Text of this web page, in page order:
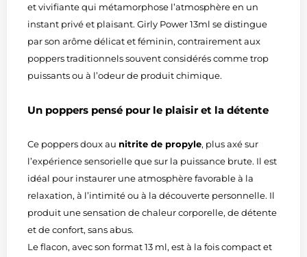
et vivifiante qui métamorphose l’atmosphère en un
instant privé et plaisant. Girly Power 13ml se distingue
par son arôme délicat et féminin, contrairement aux
poppers traditionnels souvent considérés comme trop
puissants ou à l’odeur de produit chimique.
Un poppers pensé pour le plaisir et la détente
Ce poppers doux au nitrite de propyle, plus axé sur
l’expérience sensorielle que sur la puissance brute. Il est
idéal pour instaurer une atmosphère favorable à la
relaxation, à l’intimité ou à la découverte personnelle. Il
produit une sensation de chaleur corporelle, de détente
et de confort, sans abus.
Le flacon, avec son format 13 ml, est à la fois compact et